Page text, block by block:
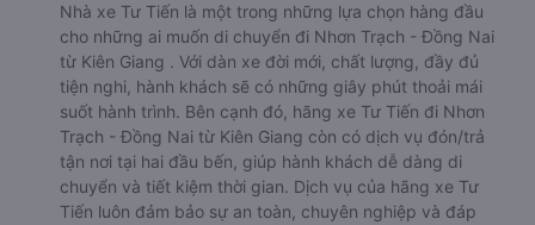
Nhà xe Tư Tiến là một trong những lựa chọn hàng đầu
cho những ai muốn di chuyển đi Nhơn Trạch - Đồng Nai
từ Kiên Giang . Với dàn xe đời mới, chất lượng, đầy đủ
tiện nghi, hành khách sẽ có những giây phút thoải mái
suốt hành trình. Bên cạnh đó, hãng xe Tư Tiến đi Nhơn
Trạch - Đồng Nai từ Kiên Giang còn có dịch vụ đón/trả
tận nơi tại hai đầu bến, giúp hành khách dễ dàng di
chuyển và tiết kiệm thời gian. Dịch vụ của hãng xe Tư
Tiến luôn đảm bảo sự an toàn, chuyên nghiệp và đáp